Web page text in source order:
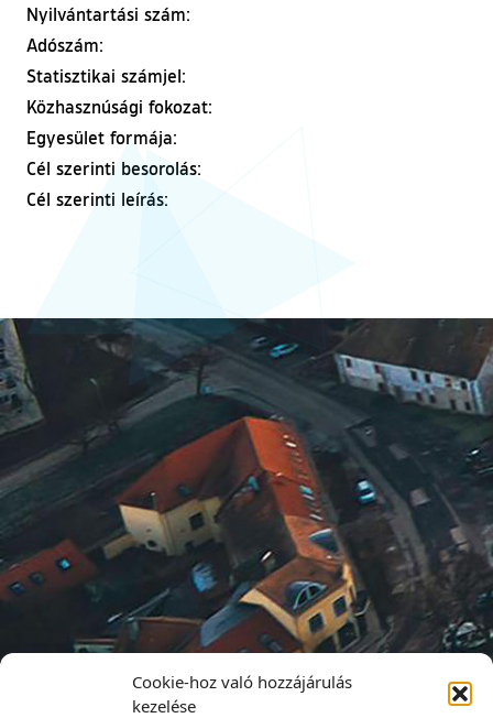
Cookie-hoz való hozzájárulás
kezelése
Nyilvántartási szám:
Adószám:
Statisztikai számjel:
Közhasznúsági fokozat:
Egyesület formája:
Cél szerinti besorolás:
Cél szerinti leírás: